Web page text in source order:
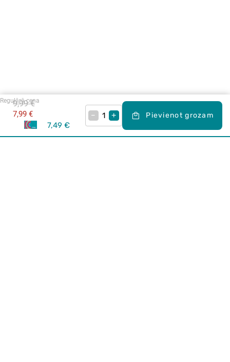
Regulārā cena
7,99 €
9,99 €
7,49 €
– + Pievienot grozam